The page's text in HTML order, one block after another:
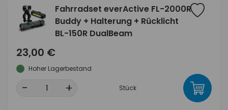
Fahrradset everActive FL-2000R
Buddy + Halterung + Rücklicht
BL-150R DualBeam
23,00 €
Hoher Lagerbestand
- + Stück